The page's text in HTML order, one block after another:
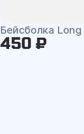
Бейсболка
450 ₽